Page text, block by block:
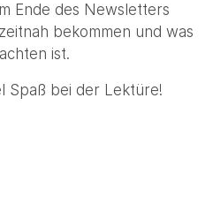
Ende des Newsletters
bekommen und was
ist.
Spaß bei der Lektüre!